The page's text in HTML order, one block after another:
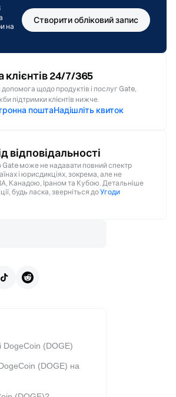
на
Створити обліковий запис
24/7/365
щодо продуктів і послуг Gate,
підтримки клієнтів нижче.
поштаНадішліть квиток
відповідальності
Gate може не надавати повний спектр
і юрисдикціях, зокрема, але не
Канадою, Іраном та Кубою. Детальніше
будь ласка, зверніться доУгоди
DogeCoin (DOGE)
(DOGE) на